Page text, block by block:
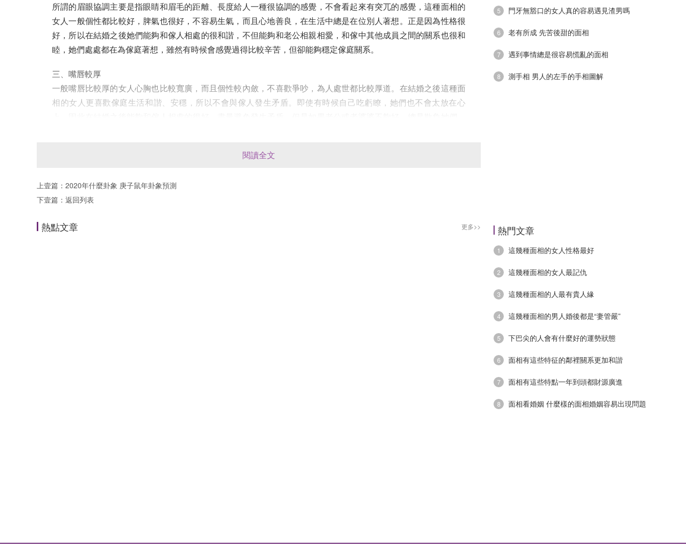
所謂的眉眼協調主要是指眼睛和眉毛的距離、長度給人一種很協調的感覺，不會看起來有突兀的感覺，這種面相的
女人一般個性都比較好，脾氣也很好，不容易生氣，而且心地善良，在生活中總是在位別人著想。正是因為性格很
好，所以在結婚之後她們能夠和傢人相處的很和諧，不但能夠和老公相親相愛，和傢中其他成員之間的關系也很和
睦，她們處處都在為傢庭著想，雖然有時候會感覺過得比較辛苦，但卻能夠穩定傢庭關系。
三、嘴唇較厚
一般嘴唇比較厚的女人心胸也比較寬廣，而且個性較內斂，不喜歡爭吵，為人處世都比較厚道。在結婚之後這種面
相的女人更喜歡傢庭生活和諧、安穩，所以不會與傢人發生矛盾。即使有時候自己吃虧瞭，她們也不會太放在心
閱讀全文
上壹篇： 2020年什麼卦象 庚子鼠年卦象預測
下壹篇： 返回列表
熱點文章 更多>>
5 門牙無豁口的女人真的容易遇見渣男嗎
6 老有所成 先苦後甜的面相
7 遇到事情總是很容易慌亂的面相
8 測手相 男人的左手的手相圖解
熱門文章
1 這幾種面相的女人性格最好
2 這幾種面相的女人最記仇
3 這幾種面相的人最有貴人緣
4 這幾種面相的男人婚後都是“妻管嚴”
5 下巴尖的人會有什麼好的運勢狀態
6 面相有這些特征的鄰裡關系更加和諧
7 面相有這些特點一年到頭都財源廣進
8 面相看婚姻 什麼樣的面相婚姻容易出現問題